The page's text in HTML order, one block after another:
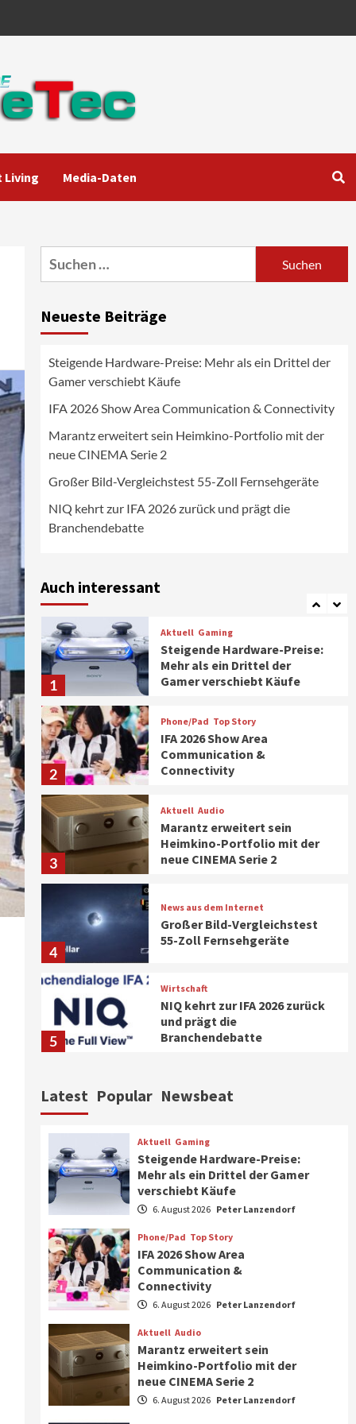
Living Media-Daten
Suchen
nach:
Neueste Beiträge
Steigende Hardware-Preise: Mehr als ein Drittel der
Gamer verschiebt Käufe
IFA 2026 Show Area Communication & Connectivity
Marantz erweitert sein Heimkino-Portfolio mit der
neue CINEMA Serie 2
Großer Bild-Vergleichstest 55-Zoll Fernsehgeräte
NIQ kehrt zur IFA 2026 zurück und prägt die
Branchendebatte
Auch interessant
Marantz erweitert sein
4
News aus dem Internet
55-Zoll Fernsehgeräte
5
Wirtschaft
NIQ kehrt zur IFA 2026 zurück
Branchendebatte
6
Aktuell
in strategisch wichtigen
Märkten aus
7
Ventilatoren
1
Aktuell Gaming
Steigende Hardware-Preise:
Mehr als ein Drittel der
Gamer verschiebt Käufe
2
Phone/Pad Top Story
IFA 2026 Show Area
Communication &
Connectivity
3
Aktuell Audio
Marantz erweitert sein
Heimkino-Portfolio mit der
neue CINEMA Serie 2
4
News aus dem Internet
Großer Bild-Vergleichstest
55-Zoll Fernsehgeräte
5
Wirtschaft
NIQ kehrt zur IFA 2026 zurück
und prägt die
Branchendebatte
6
CHERRY baut Vertriebsteam
7
Smart Living Top Story
Verbraucher setzen immer
mehr auf Klimageräte und
Ventilatoren
1
Aktuell Gaming
Steigende Hardware-Preise:
Mehr als ein Drittel der
Gamer verschiebt Käufe
Phone/Pad Top Story
IFA 2026 Show Area
Communication &
Connectivity
Latest Popular Newsbeat
Aktuell Gaming
Steigende Hardware-Preise:
Mehr als ein Drittel der Gamer
verschiebt Käufe
6. August 2026 Peter Lanzendorf
Phone/Pad Top Story
IFA 2026 Show Area
Communication &
Connectivity
6. August 2026 Peter Lanzendorf
Aktuell Audio
Marantz erweitert sein
Heimkino-Portfolio mit der
neue CINEMA Serie 2
6. August 2026 Peter Lanzendorf